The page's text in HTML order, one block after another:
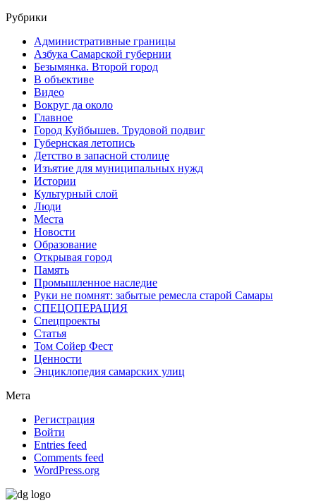
Рубрики
Административные границы
Азбука Самарской губернии
Безымянка. Второй город
В объективе
Видео
Вокруг да около
Главное
Город Куйбышев. Трудовой подвиг
Губернская летопись
Детство в запасной столице
Изъятие для муниципальных нужд
Истории
Культурный слой
Люди
Места
Новости
Образование
Открывая город
Память
Промышленное наследие
Руки не помнят: забытые ремесла старой Самары
СПЕЦОПЕРАЦИЯ
Спецпроекты
Статья
Том Сойер Фест
Ценности
Энциклопедия самарских улиц
Мета
Регистрация
Войти
Entries feed
Comments feed
WordPress.org